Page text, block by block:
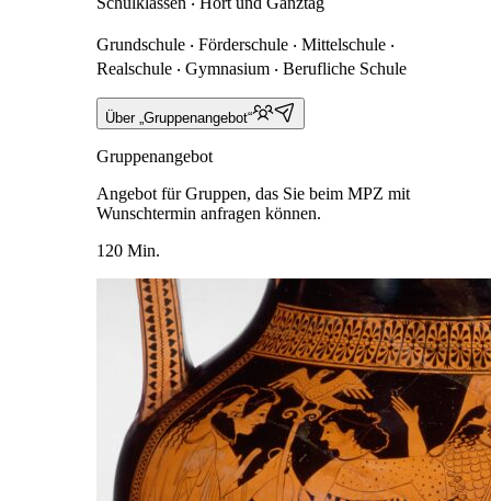
Grundschule ‧ Förderschule ‧ Mittelschule ‧
Realschule ‧ Gymnasium ‧ Berufliche Schule
Über „Gruppenangebot“
Gruppenangebot
Angebot für Gruppen, das Sie beim MPZ mit
Wunschtermin anfragen können.
120 Min.